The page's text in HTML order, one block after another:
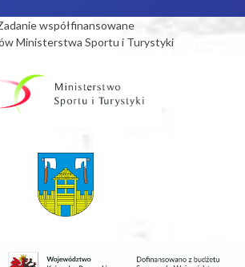
współfinansowane
Ministerstwa Sportu i Turystyki